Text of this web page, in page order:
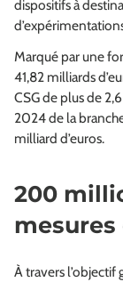
dispositifs à
Marqué par une
41,82 milliards
CSG de plus de
2024 de la
milliard d’euros.
200
mesures
À travers